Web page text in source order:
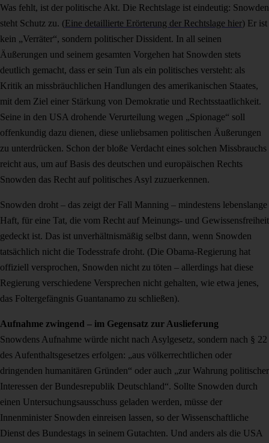
Was fehlt, ist der politische Akt. Die Rechtslage ist eindeutig: Snowden
steht Schutz zu. (Eine detaillierte Erörterung der Rechtslage hier) Er ist
kein „Verräter“, sondern politischer Dissident. In all seinen
Äußerungen und seinem gesamten Vorgehen hat Snowden stets
deutlich gemacht, dass er sein Tun als ein politisches versteht: als
Kritik an missbräuchlichen Handlungen des amerikanischen Staates,
mit dem Ziel einer Stärkung von Demokratie und Rechtsstaatlichkeit.
Seine in den USA drohende Verurteilung wegen „Spionage“ soll
offenkundig dazu dienen, diese unliebsamen politischen Äußerungen
zu unterdrücken. Schon der bloße Verdacht eines solchen Missbrauchs
reicht aus, um auf Basis des deutschen und europäischen Rechts
Snowden das Recht auf politisches Asyl zuzuerkennen.
Snowden droht – das zeigt der Fall Manning – mindestens lebenslange
Haft, für eine Tat, die vom Recht auf Meinungs- und Gewissensfreiheit
gedeckt ist. Das ist unverhältnismäßig selbst dann, wenn Snowden
tatsächlich nicht die Todesstrafe droht. (Die Obama-Regierung hat
offiziell versprochen, Snowden nicht zu töten – allerdings hat diese
Regierung verschiedene Versprechen nicht gehalten, wie etwa jenes,
das Foltergefängnis Guantanamo zu schließen).
Aufnahme zwingend – im Gegensatz zur Auslieferung
Snowdens Aufnahme würde nicht nach Asylgesetz, sondern nach § 22
des Aufenthaltsgesetzes erfolgen: „aus völkerrechtlichen oder
dringenden humanitären Gründen“ oder auch „zur Wahrung politischer
Interessen der Bundesrepublik Deutschland“. Sollte Snowden durch
einen Untersuchungsausschuss geladen werden, müsse der
Innenminister Snowden einreisen lassen, so der Wissenschaftliche
Dienst des Bundestags in seinem Gutachten. Und anders als die USA